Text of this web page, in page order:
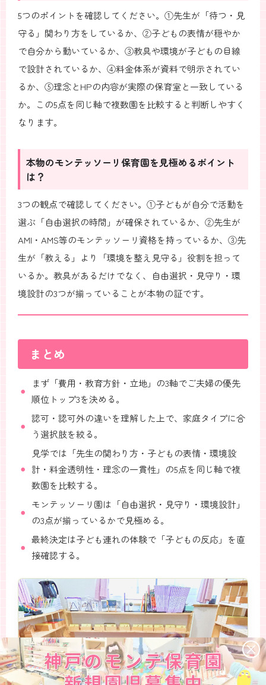
5つのポイントを確認してください。①先生が「待つ・見
守る」関わり方をしているか、②子どもの表情が穏やか
で自分から動いているか、③教具や環境が子どもの目線
で設計されているか、④料金体系が資料で明示されてい
るか、⑤理念とHPの内容が実際の保育室と一致している
か。この5点を同じ軸で複数園を比較すると判断しやすく
なります。
本物のモンテッソーリ保育園を見極めるポイント
は？
3つの観点で確認してください。①子どもが自分で活動を
選ぶ「自由選択の時間」が確保されているか、②先生が
AMI・AMS等のモンテッソーリ資格を持っているか、③先
生が「教える」より「環境を整え見守る」役割を担って
いるか。教具があるだけでなく、自由選択・見守り・環
境設計の3つが揃っていることが本物の証です。
まとめ
まず「費用・教育方針・立地」の3軸でご夫婦の優先
順位トップ3を決める。
認可・認可外の違いを理解した上で、家庭タイプに合
う選択肢を絞る。
見学では「先生の関わり方・子どもの表情・環境設
計・料金透明性・理念の一貫性」の5点を同じ軸で複
数園を比較する。
モンテッソーリ園は「自由選択・見守り・環境設計」
の3点が揃っているかで見極める。
最終決定は子ども連れの体験で「子どもの反応」を直
接確認する。